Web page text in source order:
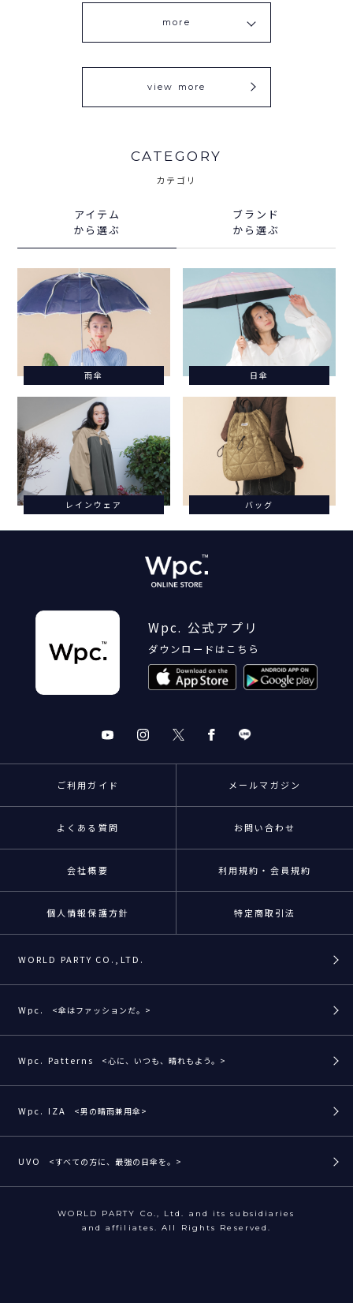
more
view more
CATEGORY
カテゴリ
アイテム
から選ぶ
ブランド
から選ぶ
雨傘 日傘
レインウェア バッグ
Wpc. 公式アプリ
ダウンロードはこちら
ご利用ガイド メールマガジン
よくある質問 お問い合わせ
会社概要 利用規約・会員規約
個人情報保護方針 特定商取引法
WORLD PARTY CO.,LTD.
Wpc. <傘はファッションだ。>
Wpc. Patterns <心に、いつも、晴れもよう。>
Wpc. IZA <男の晴雨兼用傘>
UVO <すべての方に、最強の日傘を。>
WORLD PARTY Co., Ltd. and its subsidiaries
and affiliates. All Rights Reserved.